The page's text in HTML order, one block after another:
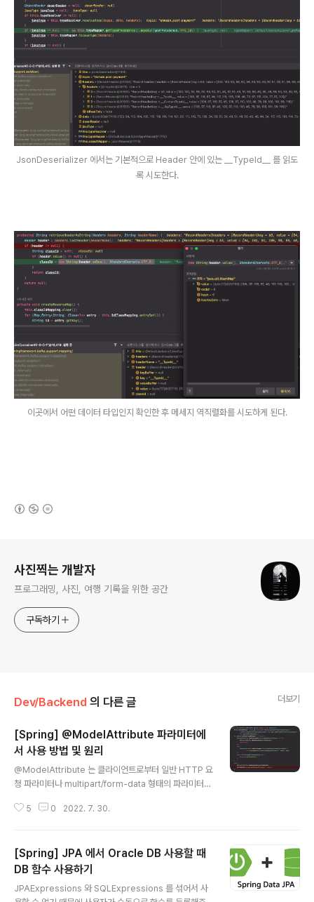
JsonDeserializer 에서는 기본적으로 Header 안에 있는 __TypeId__ 를 읽도
록 시도한다.
이곳에서 어떤 데이터 타입인지 확인한 후 메세지 역직렬화를 시도하게 된다.
사진찍는 개발자
프로그래밍, 사진, 여행 기록을 위한 공간
구독하기
Dev/Backend 의 다른 글 더보기
[Spring] @ModelAttribute 파라미터에
서 사용 방법 및 원리
@ModelAttribute 는 클라이언트로부터 일반 HTTP 요
청 파라미터나 multipart/form-data 형태의 파라미터를
delAttribute 는 parameter, method 레벨로 두 가지
(RetentionPolicy.RUNTIME) @Documented publi
c @interface ModelAttribute { ... } @ModelAttrib
ute 를 이용할 DTO 클래스에서는 아래처럼 생성자를 구
현해도 사용할 수 있다. 단, 요청 파라미터와 매개변수 이름
5 0 2022. 7. 30.
[Spring] JPA 에서 Oracle DB 사용할 때
DB 함수 사용하기
JPAExpressions 와 SQLExpressions 를 섞어서 사